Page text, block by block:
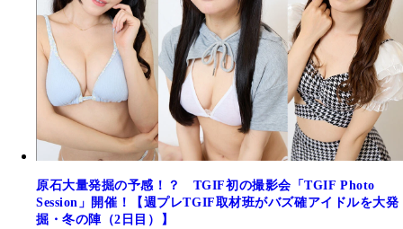
原石大量発掘の予感！？ TGIF初の撮影会「TGIF Photo
Session」開催！【週プレTGIF取材班がバズ確アイドルを大発
掘・冬の陣（2日目）】